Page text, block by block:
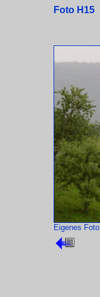
Foto H15
Eigenes Foto